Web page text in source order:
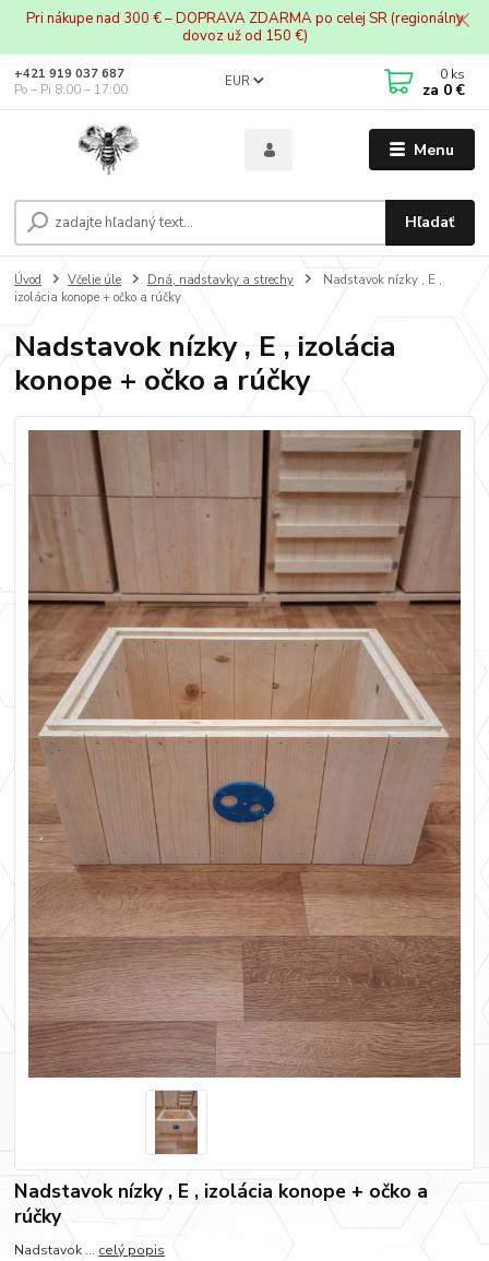
Pri nákupe nad 300 € – DOPRAVA ZDARMA po celej SR (regionálny
dovoz už od 150 €)
Menu
EUR
Hľadať
+421 919 037 687
Po – Pi 8:00 – 17:00
0 ks
za 0 €
Úvod Včelie úle Dná, nadstavky a strechy
Nadstavok nízky , E ,
izolácia konope + očko a rúčky
Nadstavok nízky , E , izolácia
konope + očko a rúčky
Nadstavok nízky , E , izolácia konope + očko a
rúčky
Nadstavok ... celý popis